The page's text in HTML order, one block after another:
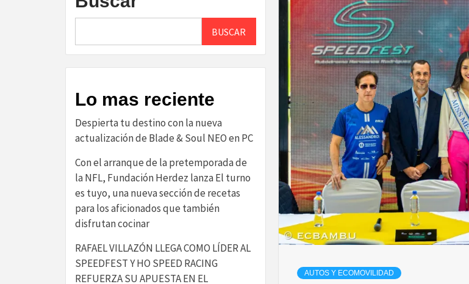
AUTOS Y ECOMOVILIDAD
BUSCAR
Lo mas reciente
Despierta tu destino con la nueva
actualización de Blade & Soul NEO en PC
Con el arranque de la pretemporada de
la NFL, Fundación Herdez lanza El turno
es tuyo, una nueva sección de recetas
para los aficionados que también
disfrutan cocinar
RAFAEL VILLAZÓN LLEGA COMO LÍDER AL
SPEEDFEST Y HO SPEED RACING
REFUERZA SU APUESTA EN EL